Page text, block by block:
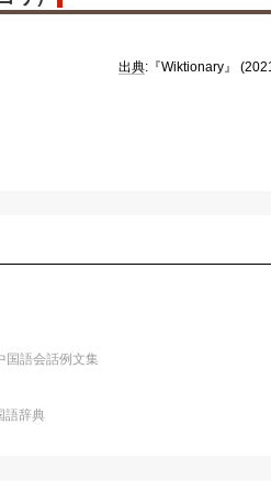
出典:『Wiktionary』
国語会話例文集
語辞典